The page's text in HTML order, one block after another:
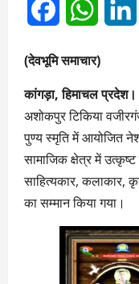
Facebook
(देवभूमि समाचार)
कांगड़ा, हिमाचल प्रदेश।
अशोकपुर टिकिया
पुण्य स्मृति में आयोजित
सामाजिक क्षेत्र में उत्कृष्ट
साहित्यकार, कलाकार,
का सम्मान किया गया।